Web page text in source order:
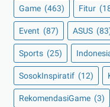
Game (463) Fitur
Event (87) ASUS
Sports (25)
SosokInspiratif (12)
RekomendasiGame (3)